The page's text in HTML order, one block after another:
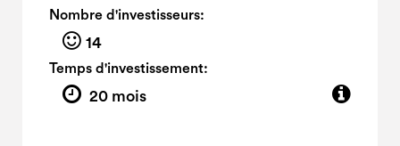
Nombre d'investisseurs:
14
Temps d'investissement:
20 mois